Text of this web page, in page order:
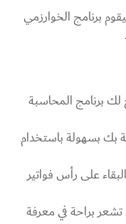
برنامج الخوارزمي
برنامج المحاسبة
بك بسهولة باستخدام
على رأس فواتير
براحة في معرفة